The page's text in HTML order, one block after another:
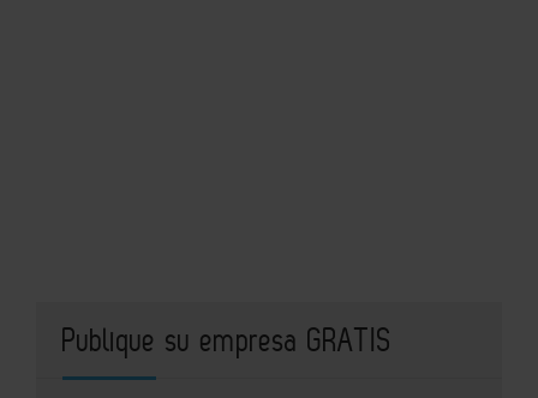
Publique su empresa GRATIS